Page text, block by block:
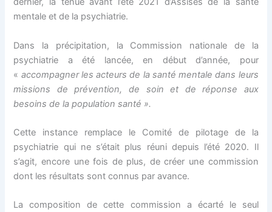
mentale et de la psychiatrie.
Dans la précipitation, la Commission nationale de la
psychiatrie a été lancée, en début d’année, pour
« accompagner les acteurs de la santé mentale dans leurs
missions de prévention, de soin et de réponse aux
besoins de la population santé ».
Cette instance remplace le Comité de pilotage de la
psychiatrie qui ne s’était plus réuni depuis l’été 2020. Il
s’agit, encore une fois de plus, de créer une commission
dont les résultats sont connus par avance.
La composition de cette commission a écarté le seul